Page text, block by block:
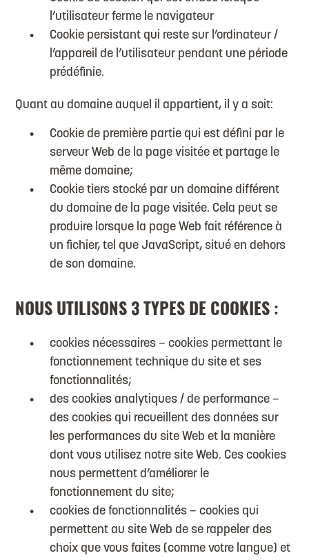
l’utilisateur ferme le navigateur
Cookie persistant qui reste sur l’ordinateur /
l’appareil de l’utilisateur pendant une période
prédéfinie.
Quant au domaine auquel il appartient, il y a soit:
Cookie de première partie qui est défini par le
serveur Web de la page visitée et partage le
même domaine;
Cookie tiers stocké par un domaine différent
du domaine de la page visitée. Cela peut se
produire lorsque la page Web fait référence à
un fichier, tel que JavaScript, situé en dehors
de son domaine.
NOUS UTILISONS 3 TYPES DE COOKIES :
cookies nécessaires – cookies permettant le
fonctionnement technique du site et ses
fonctionnalités;
des cookies analytiques / de performance –
des cookies qui recueillent des données sur
les performances du site Web et la manière
dont vous utilisez notre site Web. Ces cookies
nous permettent d’améliorer le
fonctionnement du site;
cookies de fonctionnalités – cookies qui
permettent au site Web de se rappeler des
choix que vous faites (comme votre langue) et